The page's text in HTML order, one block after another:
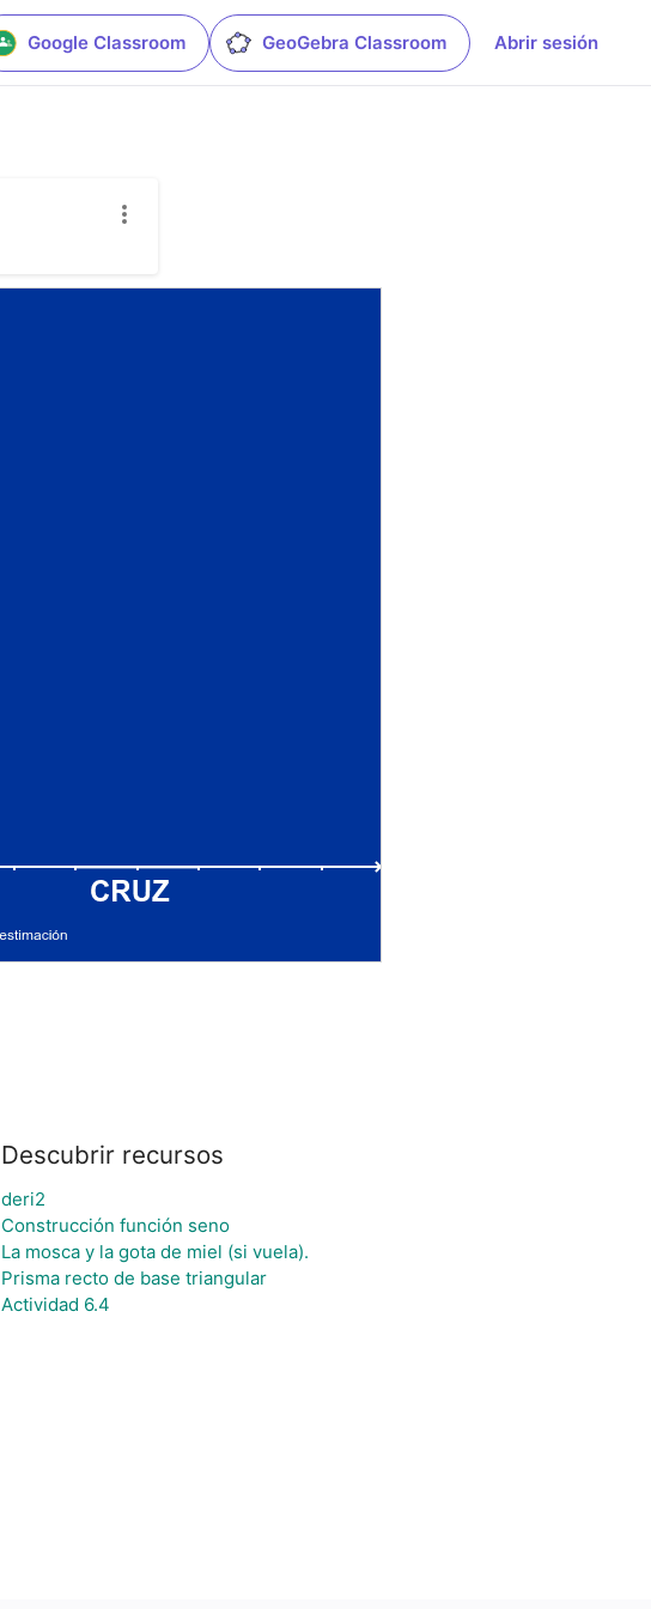
Google Classroom GeoGebra Classroom Abrir sesión
Descubrir recursos
deri2
Construcción función seno
La mosca y la gota de miel (si vuela).
Prisma recto de base triangular
Actividad 6.4